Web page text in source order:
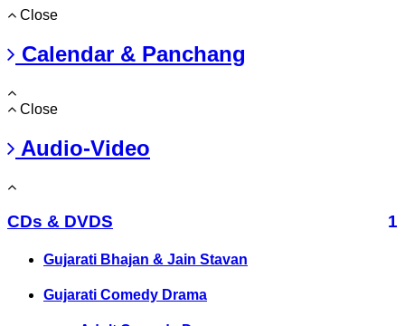
Close
Calendar & Panchang
Close
Audio-Video
CDs & DVDS 1
Gujarati Bhajan & Jain Stavan
Gujarati Comedy Drama